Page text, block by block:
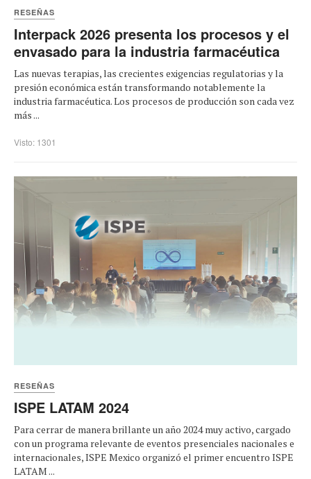
RESEÑAS
Interpack 2026 presenta los procesos y el
envasado para la industria farmacéutica
Las nuevas terapias, las crecientes exigencias regulatorias y la
presión económica están transformando notablemente la
industria farmacéutica. Los procesos de producción son cada vez
más ...
Visto: 1301
RESEÑAS
ISPE LATAM 2024
Para cerrar de manera brillante un año 2024 muy activo, cargado
con un programa relevante de eventos presenciales nacionales e
internacionales, ISPE Mexico organizó el primer encuentro ISPE
LATAM ...